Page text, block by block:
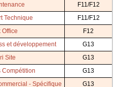
F11/F12
Technique
F11/F12
Office
F12
et développement
G13
Site
G13
Compétition
G13
- Spécifique
G13